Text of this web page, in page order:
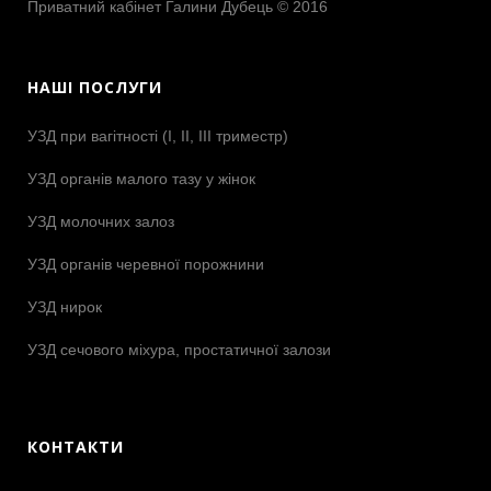
Приватний кабінет Галини Дубець © 2016
НАШІ ПОСЛУГИ
УЗД при вагітності (І, ІІ, ІІІ триместр)
УЗД органів малого тазу у жінок
УЗД молочних залоз
УЗД органів черевної порожнини
УЗД нирок
УЗД сечового міхура, простатичної залози
КОНТАКТИ